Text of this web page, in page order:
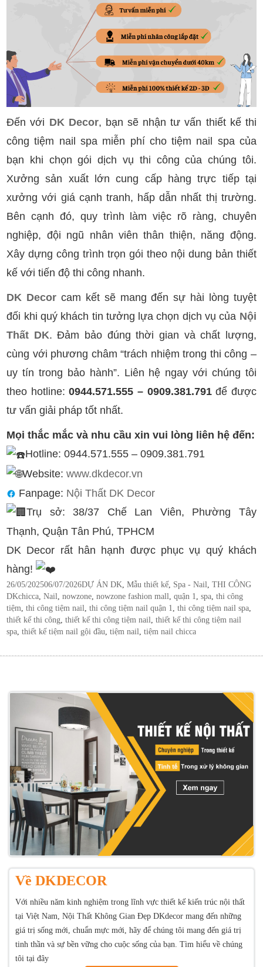
Đến với DK Decor, bạn sẽ nhận tư vấn thiết kế thi
công tiệm nail spa miễn phí cho tiệm nail spa của
bạn khi chọn gói dịch vụ thi công của chúng tôi.
Xưởng sản xuất lớn cung cấp hàng trực tiếp tại
xưởng với giá cạnh tranh, hấp dẫn nhất thị trường.
Bên cạnh đó, quy trình làm việc rõ ràng, chuyên
nghiệp, đội ngũ nhân viên thân thiện, năng động.
Xây dựng công trình trọn gói theo nội dung bản thiết
kế với tiến độ thi công nhanh.
DK Decor cam kết sẽ mang đến sự hài lòng tuyệt
đối khi quý khách tin tưởng lựa chọn dịch vụ của Nội
Thất DK. Đảm bảo đúng thời gian và chất lượng,
cùng với phương châm “trách nhiệm trong thi công –
uy tín trong bảo hành”. Liên hệ ngay với chúng tôi
theo hotline: 0944.571.555 – 0909.381.791để được
tư vấn giải pháp tốt nhất.
Mọi thắc mắc và nhu cầu xin vui lòng liên hệ đến:
Hotline: 0944.571.555 – 0909.381.791
Website:www.dkdecor.vn
Fanpage: Nội Thất DK Decor
Trụ sở: 38/37 Chế Lan Viên, Phường Tây
Thạnh, Quận Tân Phú, TPHCM
DK Decor rất hân hạnh được phục vụ quý khách
hàng!
Posted
on
26/05/202506/07/2026Categories
DỰ ÁN DK,Mẫu thiết kế, Spa - Nail,THI CÔNG
DKTags
chicca,Nail,nowzone,nowzone fashion mall,quận 1,spa,thi công
tiệm,thi công tiệm nail,thi công tiệm nail quận 1,thi công tiệm nail spa,
thiết kế thi công,thiết kế thi công tiệm nail,thiết kế thi công tiệm nail
spa,thiết kế tiệm nail gội đầu,tiệm nail,tiệm nail chicca
Về DKDECOR
Với nhiều năm kinh nghiệm trong lĩnh vực thiết kế kiến trúc nội thất
tại Việt Nam, Nội Thất Không Gian Đẹp DKdecor mang đến những
giá trị sống mới, chuẩn mực mới, hãy để chúng tôi mang đến giá trị
tinh thần và sự bền vững cho cuộc sống của bạn. Tìm hiểu về chúng
tôi tại đây